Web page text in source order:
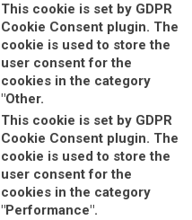
This cookie is set by GDPR
Cookie Consent plugin. The
cookie is used to store the
user consent for the
cookies in the category
"Other.
This cookie is set by GDPR
Cookie Consent plugin. The
cookie is used to store the
user consent for the
cookies in the category
"Performance".